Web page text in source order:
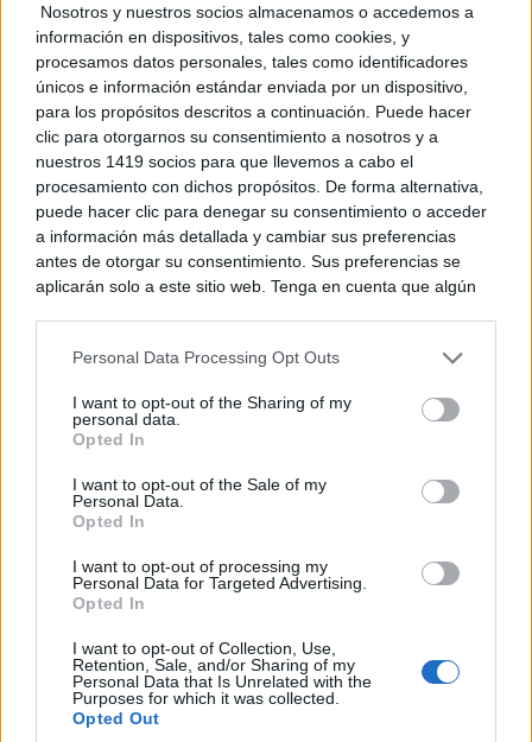
Nosotros y nuestros socios almacenamos o accedemos a
información en dispositivos, tales como cookies, y
procesamos datos personales, tales como identificadores
únicos e información estándar enviada por un dispositivo,
para los propósitos descritos a continuación. Puede hacer
clic para otorgarnos su consentimiento a nosotros y a
nuestros 1419 socios para que llevemos a cabo el
procesamiento con dichos propósitos. De forma alternativa,
puede hacer clic para denegar su consentimiento o acceder
a información más detallada y cambiar sus preferencias
antes de otorgar su consentimiento. Sus preferencias se
aplicarán solo a este sitio web. Tenga en cuenta que algún
rechazar tal procesamiento. Puede cambiar sus preferencias
a este sitio y haciendo clic en el botón "Privacidad" en la
parte inferior de la página web.
Please note that this website/app uses one or more Google
services and may gather and store information including but
not limited to your visit or usage behaviour. You may click to
use your data for below specified purposes in below Google
consent section.
Personal Data Processing Opt Outs
I want to opt-out of the Sharing of my
personal data.
Opted In
I want to opt-out of the Sale of my
Personal Data.
Opted In
I want to opt-out of processing my
Personal Data for Targeted Advertising.
Opted In
I want to opt-out of Collection, Use,
Retention, Sale, and/or Sharing of my
Personal Data that Is Unrelated with the
Purposes for which it was collected.
Opted Out